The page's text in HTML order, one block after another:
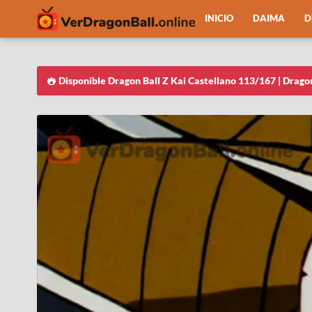
INICIO DAIMA
Disponible Dragon Ball Z Kai Castellano 113/167 |